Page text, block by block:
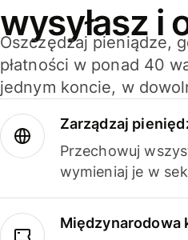
wysyłasz i
Oszczędzaj pieniądze,
płatności w ponad 40
jednym koncie, w
Zarządzaj
Przechowuj
wymieniaj je w
Międzynarodowa